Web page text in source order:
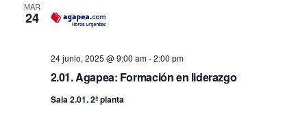
MAR
24
2.01. Agapea: Formación en liderazgo
24 junio, 2025 @ 9:00 am-2:00 pm
Sala 2.01. 2ª planta